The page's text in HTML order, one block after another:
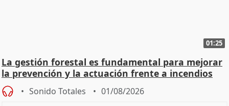
01:25
La gestión forestal es fundamental para mejorar
la prevención y la actuación frente a incendios
Sonido Totales 01/08/2026